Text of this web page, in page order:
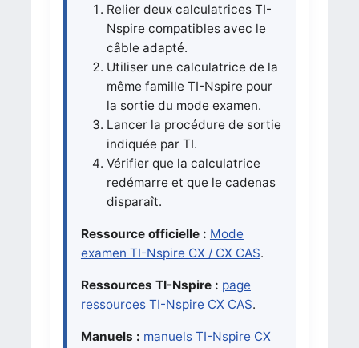
Relier deux calculatrices TI-
Nspire compatibles avec le
câble adapté.
Utiliser une calculatrice de la
même famille TI-Nspire pour
la sortie du mode examen.
Lancer la procédure de sortie
indiquée par TI.
Vérifier que la calculatrice
redémarre et que le cadenas
disparaît.
Ressource officielle : Mode
examen TI-Nspire CX / CX CAS.
Ressources TI-Nspire : page
ressources TI-Nspire CX CAS.
Manuels : manuels TI-Nspire CX